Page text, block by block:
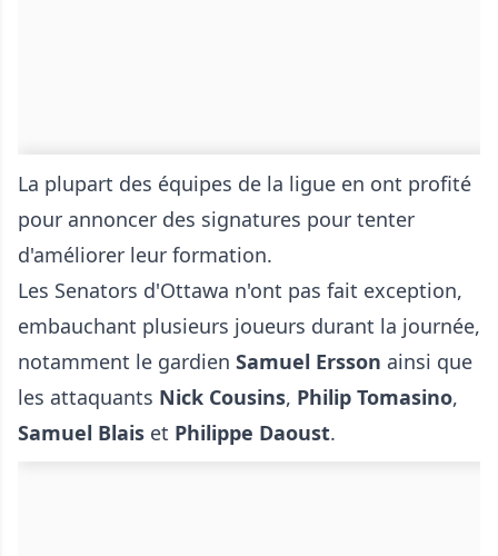
La plupart des équipes de la ligue en ont profité
pour annoncer des signatures pour tenter
d'améliorer leur formation.
Les Senators d'Ottawa n'ont pas fait exception,
embauchant plusieurs joueurs durant la journée,
notamment le gardien Samuel Ersson ainsi que
les attaquants Nick Cousins, Philip Tomasino,
Samuel Blais et Philippe Daoust.